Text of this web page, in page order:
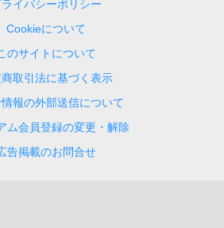
ライバシーポリシー
Cookieについて
のサイトについて
取引法に基づく表示
報の外部送信について
ム会員登録の変更・解除
告掲載のお問合せ